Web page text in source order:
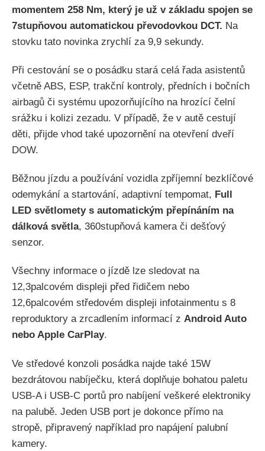
momentem 258 Nm, který je už v základu spojen se
7stupňovou automatickou převodovkou DCT. Na
stovku tato novinka zrychlí za 9,9 sekundy.
Při cestování se o posádku stará celá řada asistentů
včetně ABS, ESP, trakční kontroly, předních i bočních
airbagů či systému upozorňujícího na hrozící čelní
srážku i kolizi zezadu. V případě, že v autě cestují
děti, přijde vhod také upozornění na otevření dveří
DOW.
Běžnou jízdu a používání vozidla zpříjemní bezklíčové
odemykání a startování, adaptivní tempomat, Full
LED světlomety s automatickým přepínáním na
dálková světla, 360stupňová kamera či dešťový
senzor.
Všechny informace o jízdě lze sledovat na
12,3palcovém displeji před řidičem nebo
12,6palcovém středovém displeji infotainmentu s 8
reproduktory a zrcadlením informací z Android Auto
nebo Apple CarPlay.
Ve středové konzoli posádka najde také 15W
bezdrátovou nabíječku, která doplňuje bohatou paletu
USB-A i USB-C portů pro nabíjení veškeré elektroniky
na palubě. Jeden USB port je dokonce přímo na
stropě, připravený například pro napájení palubní
kamery.